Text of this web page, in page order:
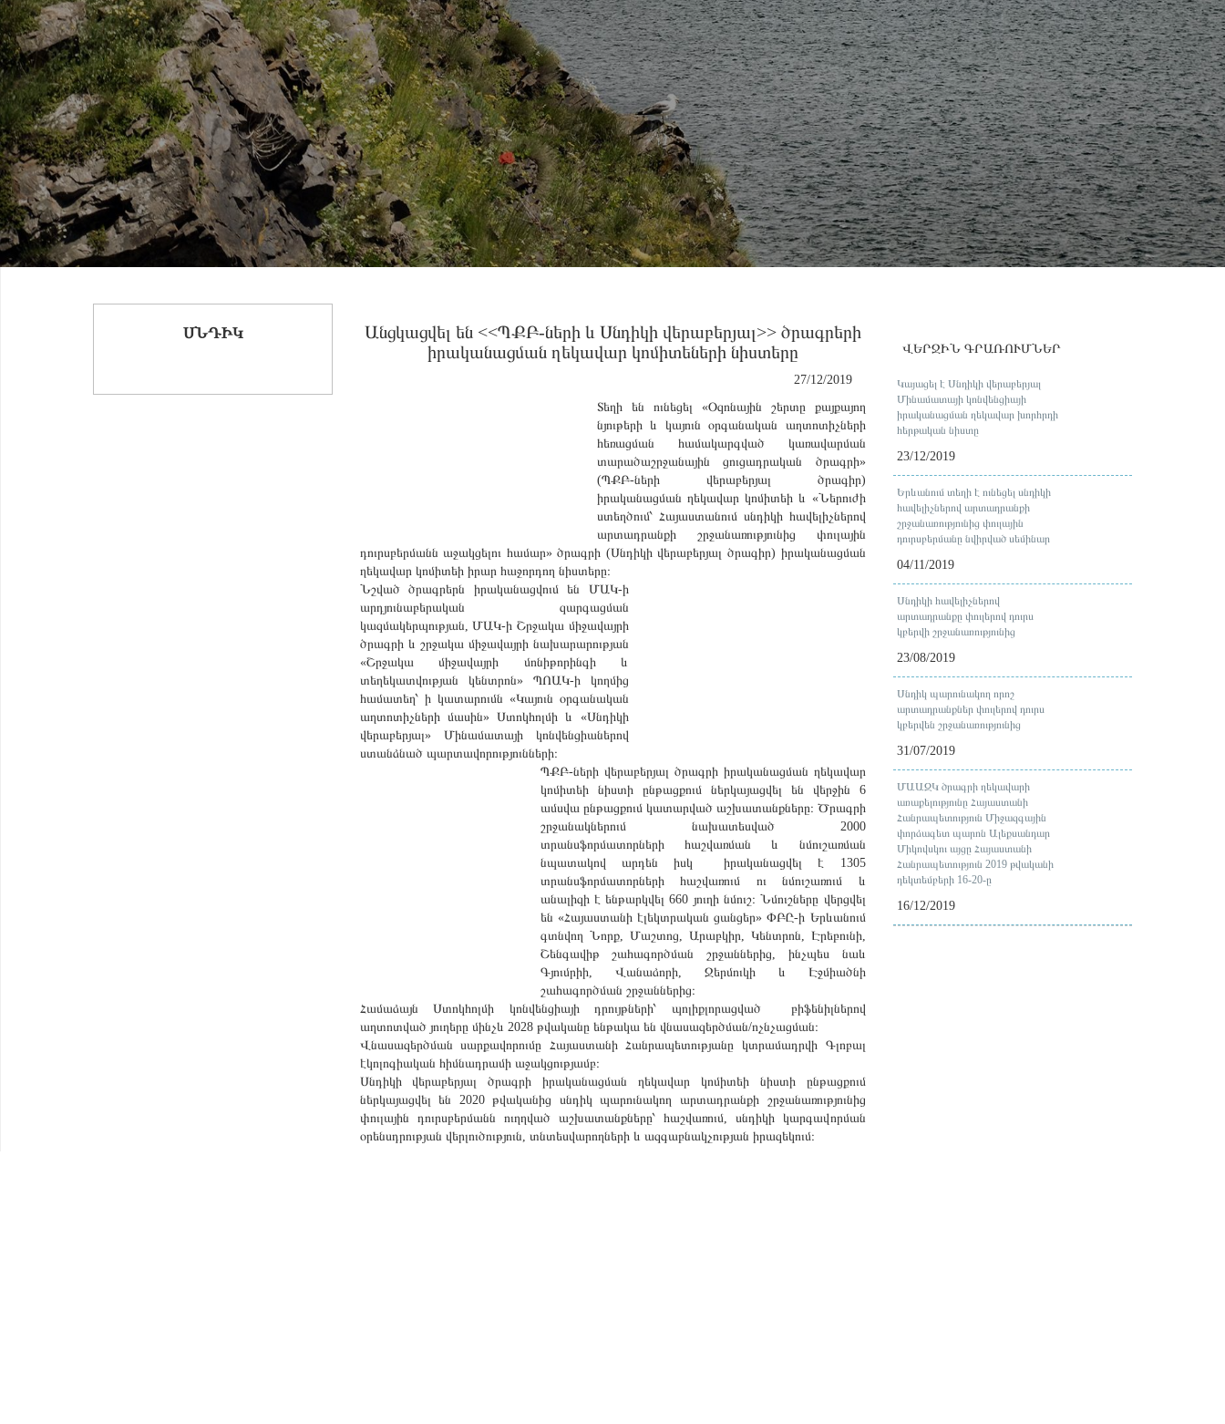
ՍՆԴԻԿ
Անցկացվել են <<ՊՔԲ-ների և Սնդիկի վերաբերյալ>> ծրագրերի
իրականացման ղեկավար կոմիտեների նիստերը
27/12/2019
Տեղի են ունեցել «Օզոնային շերտը քայքայող
նյութերի և կայուն օրգանական աղտոտիչների
հեռացման համակարգված կառավարման
տարածաշրջանային ցուցադրական ծրագրի»
(ՊՔԲ-ների վերաբերյալ ծրագիր)
իրականացման ղեկավար կոմիտեի և «Ներուժի
ստեղծում՝ Հայաստանում սնդիկի հավելիչներով
արտադրանքի շրջանառությունից փուլային
դուրսբերմանն աջակցելու համար» ծրագրի (Սնդիկի վերաբերյալ ծրագիր) իրականացման
ղեկավար կոմիտեի իրար հաջորդող նիստերը։
Նշված ծրագրերն իրականացվում են ՄԱԿ-ի
արդյունաբերական զարգացման
կազմակերպության, ՄԱԿ-ի Շրջակա միջավայրի
ծրագրի և շրջակա միջավայրի նախարարության
«Շրջակա միջավայրի մոնիթորինգի և
տեղեկատվության կենտրոն» ՊՈԱԿ-ի կողմից
համատեղ՝ ի կատարումն «Կայուն օրգանական
աղտոտիչների մասին» Ստոկհոլմի և «Սնդիկի
վերաբերյալ» Մինամատայի կոնվենցիաներով
ստանձնած պարտավորությունների։
ՊՔԲ-ների վերաբերյալ ծրագրի իրականացման ղեկավար
կոմիտեի նիստի ընթացքում ներկայացվել են վերջին 6
ամսվա ընթացքում կատարված աշխատանքները։ Ծրագրի
շրջանակներում նախատեսված 2000
տրանսֆորմատորների հաշվառման և նմուշառման
նպատակով արդեն իսկ իրականացվել է 1305
տրանսֆորմատորների հաշվառում ու նմուշառում և
անալիզի է ենթարկվել 660 յուղի նմուշ։ Նմուշները վերցվել
են «Հայաստանի էլեկտրական ցանցեր» ՓԲԸ-ի Երևանում
գտնվող Նորք, Մաշտոց, Արաբկիր, Կենտրոն, Էրեբունի,
Շենգավիթ շահագործման շրջաններից, ինչպես նաև
Գյումրիի, Վանաձորի, Ջերմուկի և Էջմիածնի
շահագործման շրջաններից։
Համաձայն Ստոկհոլմի կոնվենցիայի դրույթների՝ պոլիքլորացված բիֆենիլներով
աղտոտված յուղերը մինչև 2028 թվականը ենթակա են վնասազերծման/ոչնչացման։
Վնասազերծման սարքավորումը Հայաստանի Հանրապետությանը կտրամադրվի Գլոբալ
էկոլոգիական հիմնադրամի աջակցությամբ։
Սնդիկի վերաբերյալ ծրագրի իրականացման ղեկավար կոմիտեի նիստի ընթացքում
ներկայացվել են 2020 թվականից սնդիկ պարունակող արտադրանքի շրջանառությունից
փուլային դուրսբերմանն ուղղված աշխատանքները՝ հաշվառում, սնդիկի կարգավորման
օրենսդրության վերլուծություն, տնտեսվարողների և ազգաբնակչության իրազեկում։
ՎԵՐՋԻՆ ԳՐԱՌՈՒՄՆԵՐ
Կայացել է Սնդիկի վերաբերյալ
Մինամատայի կոնվենցիայի
իրականացման ղեկավար խորհրդի
հերթական նիստը
23/12/2019
Երևանում տեղի է ունեցել սնդիկի
հավելիչներով արտադրանքի
շրջանառությունից փուլային
դուրսբերմանը նվիրված սեմինար
04/11/2019
Սնդիկի հավելիչներով
արտադրանքը փուլերով դուրս
կբերվի շրջանառությունից
23/08/2019
Սնդիկ պարունակող որոշ
արտադրանքներ փուլերով դուրս
կբերվեն շրջանառությունից
31/07/2019
ՄԱԱԶԿ ծրագրի ղեկավարի
առաքելությունը Հայաստանի
Հանրապետություն Միջազգային
փորձագետ պարոն Ալեքսանդար
Միկովսկու այցը Հայաստանի
Հանրապետություն 2019 թվականի
դեկտեմբերի 16-20-ը
16/12/2019